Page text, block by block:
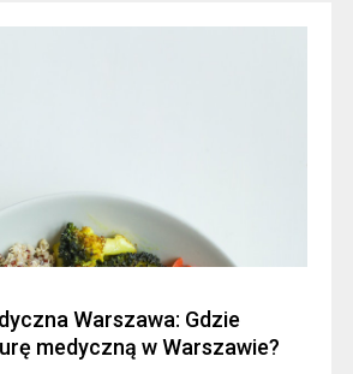
Warszawa: Gdzie
medyczną w Warszawie?